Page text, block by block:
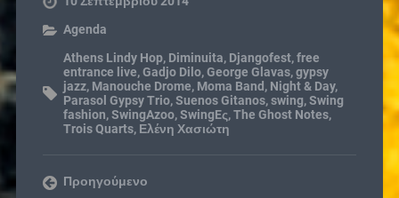
Agenda
Athens Lindy Hop, Diminuita, Djangofest,free
entrance live,Gadjo Dilo,George Glavas,gypsy
jazz, Manouche Drome, Moma Band , Night & Day,
Parasol Gypsy Trio,Suenos Gitanos,swing,Swing
fashion,SwingAzoo,SwingEς,The Ghost Notes,
Trois Quarts, Ελένη Χασιώτη
Προηγούμενο